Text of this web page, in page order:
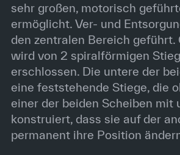
sehr großen, motorisch
ermöglicht. Ver- und
den zentralen Bereich geführt.
wird von 2 spiralförmigen
erschlossen. Die untere der
eine feststehende Stiege, die
einer der beiden Scheiben mit
konstruiert, dass sie auf der
permanent ihre Position